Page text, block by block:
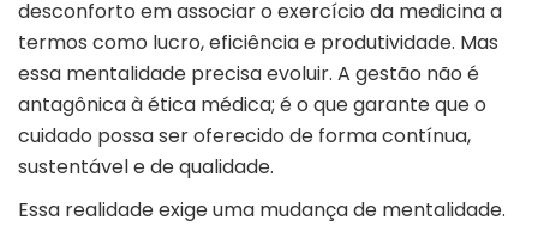
desconforto em associar o exercício da medicina a
termos como lucro, eficiência e produtividade. Mas
essa mentalidade precisa evoluir. A gestão não é
antagônica à ética médica; é o que garante que o
cuidado possa ser oferecido de forma contínua,
sustentável e de qualidade.
Essa realidade exige uma mudança de mentalidade.